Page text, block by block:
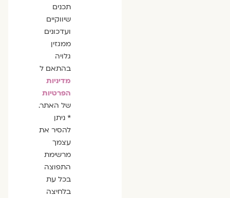
תכנים
שיווקיים
ועדכונים
ממגזין
גלויה
בהתאם ל
מדיניות
הפרטיות
של האתר.
* ניתן
להסיר את
עצמך
מרשימת
התפוצה
בכל עת
בלחיצה